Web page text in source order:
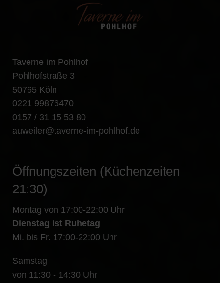
Taverne im Pohlhof
Pohlhofstraße 3
50765 Köln
0221 99876470
0157 / 31 15 53 80
auweiler@taverne-im-pohlhof.de
Öffnungszeiten (Küchenzeiten
21:30)
Montag von 17:00-22:00 Uhr
Dienstag ist Ruhetag
Mi. bis Fr. 17:00-22:00 Uhr
Samstag
von 11:30 - 14:30 Uhr